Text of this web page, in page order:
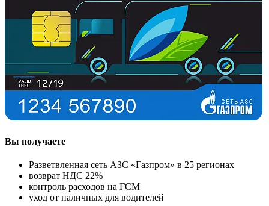
Вы получаете
Разветвленная сеть АЗС «Газпром» в 25 регионах
возврат НДС 22%
контроль расходов на ГСМ
уход от наличных для водителей